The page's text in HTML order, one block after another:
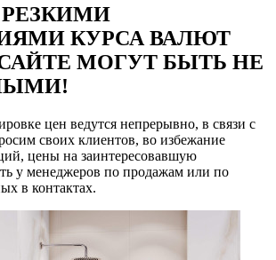
РЕЗКИМИ
КУРСА ВАЛЮТ
МОГУТ БЫТЬ НЕ
цен ведутся непрерывно, в связи с
своих клиентов, во избежание
цены на заинтересовавшую
у менеджеров по продажам или по
в контактах.